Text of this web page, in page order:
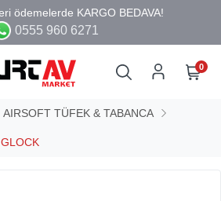
0555 960 6271
0
AIRSOFT TÜFEK & TABANCA
GLOCK